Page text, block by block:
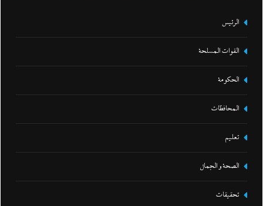
الرئيس
القوات المسلحة
الحكومة
المحافظات
تعليم
الصحة و الجمال
تحقيقات